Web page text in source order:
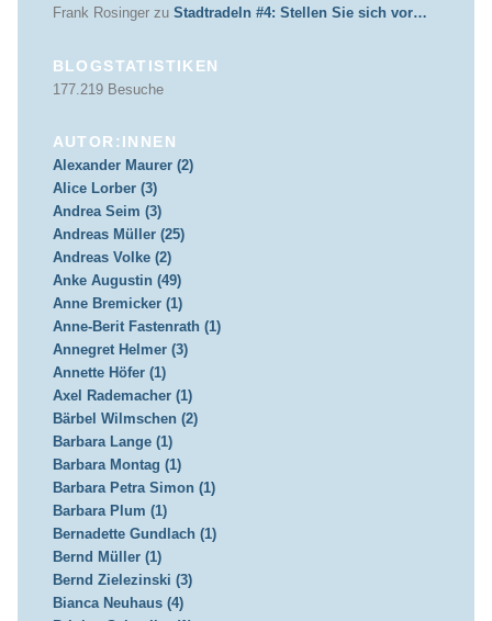
Frank Rosingerzu Stadtradeln #4: Stellen Sie sich vor…
BLOGSTATISTIKEN
177.219 Besuche
AUTOR:INNEN
Alexander Maurer (2)
Alice Lorber (3)
Andrea Seim (3)
Andreas Müller (25)
Andreas Volke (2)
Anke Augustin (49)
Anne Bremicker (1)
Anne-Berit Fastenrath (1)
Annegret Helmer (3)
Annette Höfer (1)
Axel Rademacher (1)
Bärbel Wilmschen (2)
Barbara Lange (1)
Barbara Montag (1)
Barbara Petra Simon (1)
Barbara Plum (1)
Bernadette Gundlach (1)
Bernd Müller (1)
Bernd Zielezinski (3)
Bianca Neuhaus (4)